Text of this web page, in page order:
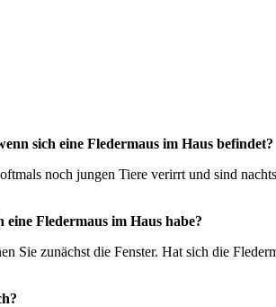
sich eine Fledermaus im Haus befindet?
noch jungen Tiere verirrt und sind
Fledermaus im Haus habe?
Sie zunächst die Fenster. Hat sich die